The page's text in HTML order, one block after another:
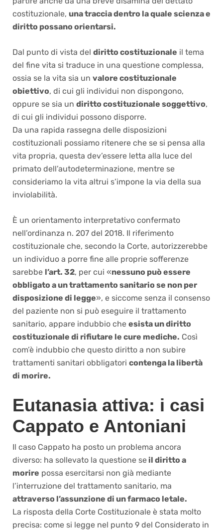
costituzionale, una traccia dentro la quale scienza e
diritto possano orientarsi.
Dal punto di vista del diritto costituzionale il tema
del fine vita si traduce in una questione complessa,
ossia se la vita sia un valore costituzionale
obiettivo, di cui gli individui non dispongono,
oppure se sia un diritto costituzionale soggettivo,
di cui gli individui possono disporre.
Da una rapida rassegna delle disposizioni
costituzionali possiamo ritenere che se si pensa alla
vita propria, questa dev’essere letta alla luce del
primato dell’autodeterminazione, mentre se
consideriamo la vita altrui s’impone la via della sua
inviolabilità.
È un orientamento interpretativo confermato
nell’ordinanza n. 207 del 2018. Il riferimento
costituzionale che, secondo la Corte, autorizzerebbe
un individuo a porre fine alle proprie sofferenze
sarebbe l’art. 32, per cui «nessuno può essere
obbligato a un trattamento sanitario se non per
disposizione di legge», e siccome senza il consenso
del paziente non si può eseguire il trattamento
sanitario, appare indubbio che esista un diritto
costituzionale di rifiutare le cure mediche. Così
com’è indubbio che questo diritto a non subire
trattamenti sanitari obbligatori contenga la libertà
di morire.
Eutanasia attiva: i casi
Cappato e Antoniani
Il caso Cappato ha posto un problema ancora
diverso: ha sollevato la questione se il diritto a
morire possa esercitarsi non già mediante
l’interruzione del trattamento sanitario, ma
attraverso l’assunzione di un farmaco letale.
La risposta della Corte Costituzionale è stata molto
precisa: come si legge nel punto 9 del Considerato in